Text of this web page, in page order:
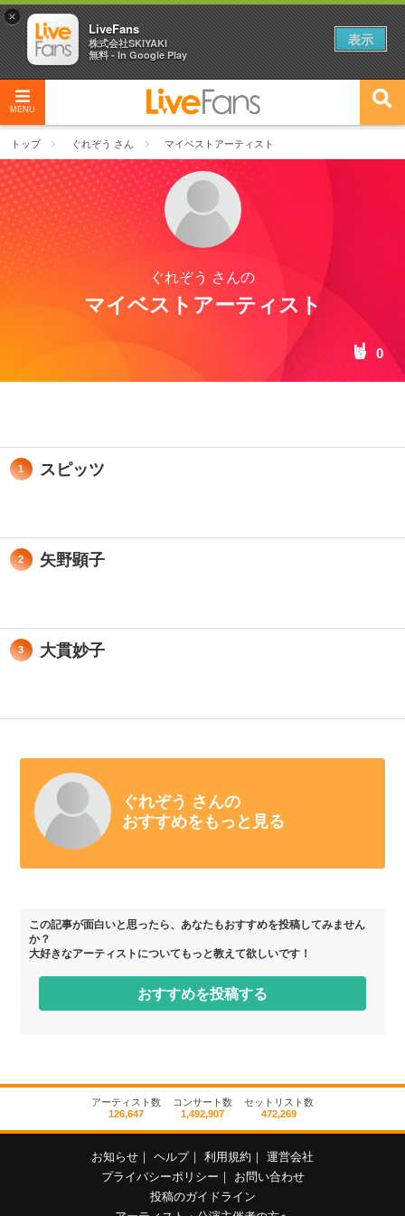
MENU
トップ ぐれぞう さん マイベストアーティスト
ぐれぞう さんの
マイベストアーティスト
0
1 スピッツ
2 矢野顕子
3 大貫妙子
ぐれぞう さんの
おすすめをもっと見る
この記事が面白いと思ったら、あなたもおすすめを投稿してみません
か？
大好きなアーティストについてもっと教えて欲しいです！
おすすめを投稿する
アーティスト数
126,647
コンサート数
1,492,907
セットリスト数
472,269
お知らせ ｜ ヘルプ｜ 利用規約 ｜ 運営会社
プライバシーポリシー ｜
お問い合わせ
投稿のガイドライン
×
LiveFans
株式会社SKIYAKI
無料 - In Google Play
表示